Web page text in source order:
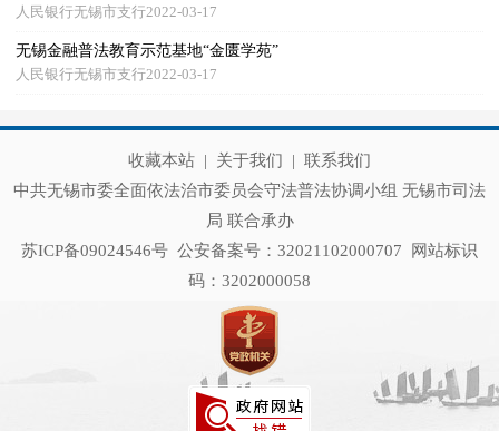
人民银行无锡市支行2022-03-17
无锡金融普法教育示范基地“金匮学苑”
人民银行无锡市支行2022-03-17
收藏本站 | 关于我们 | 联系我们
中共无锡市委全面依法治市委员会守法普法协调小组 无锡市司法
局 联合承办
苏ICP备09024546号 公安备案号：32021102000707 网站标识
码：3202000058